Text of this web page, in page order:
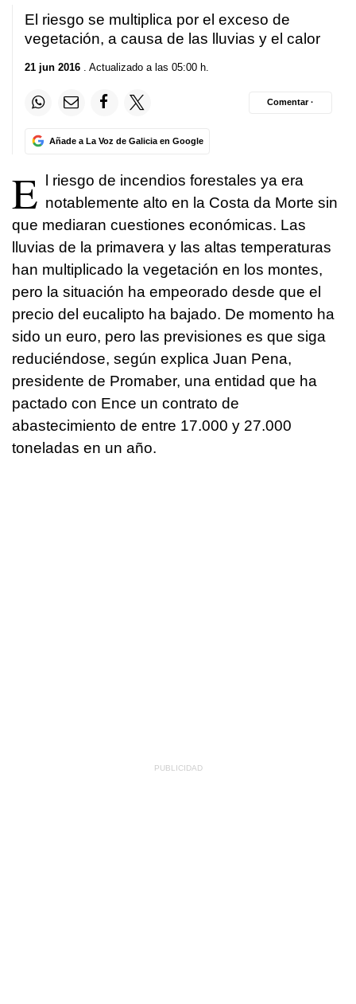
El riesgo se multiplica por el exceso de
vegetación, a causa de las lluvias y el calor
21 jun 2016 . Actualizado a las 05:00 h.
Añade a La Voz de Galicia en Google
Comentar ·
E l riesgo de incendios forestales ya era
notablemente alto en la Costa da Morte sin
que mediaran cuestiones económicas. Las
lluvias de la primavera y las altas temperaturas
han multiplicado la vegetación en los montes,
pero la situación ha empeorado desde que el
precio del eucalipto ha bajado. De momento ha
sido un euro, pero las previsiones es que siga
reduciéndose, según explica Juan Pena,
presidente de Promaber, una entidad que ha
pactado con Ence un contrato de
abastecimiento de entre 17.000 y 27.000
toneladas en un año.